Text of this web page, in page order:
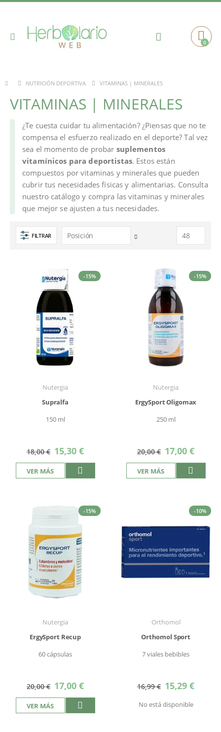
Toggle
Cart0
NUTRICIÓN DEPORTIVA VITAMINAS | MINERALES
VITAMINAS | MINERALES
¿Te cuesta cuidar tu alimentación? ¿Piensas que no te
compensa el esfuerzo realizado en el deporte? Tal vez
sea el momento de probar suplementos
vitamínicos para deportistas. Estos están
compuestos por vitaminas y minerales que pueden
cubrir tus necesidades físicas y alimentarias. Consulta
nuestro catálogo y compra las vitaminas y minerales
que mejor se ajusten a tus necesidades.
FILTRAR
Fijar
-15%
Nutergia
Supralfa
150 ml
18,00 € Precio
especial
15,30 €
VER MÁS
-15%
Nutergia
ErgySport Oligomax
250 ml
20,00 € Precio
especial
17,00 €
VER MÁS
-15%
Nutergia
ErgySport Recup
60 cápsulas
20,00 € Precio
especial
17,00 €
VER MÁS
-10%
Orthomol
Orthomol Sport
7 viales bebibles
16,99 € Precio
especial
15,29 €
No está disponible